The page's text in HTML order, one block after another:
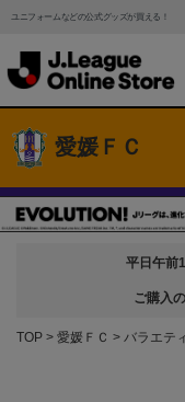
ユニフォームなどの公式グッズが買える！
愛媛ＦＣ
平日午前
ご購入
TOP 愛媛ＦＣ バラエテ